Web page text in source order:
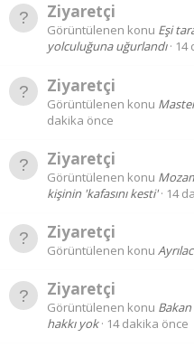
Ziyaretçi
Görüntülenen konu Eşi
yolculuğuna uğurlandı
14
Ziyaretçi
Görüntülenen konu
dakika önce
Ziyaretçi
Görüntülenen konu
kişinin 'kafasını kesti'
14
Ziyaretçi
Görüntülenen konu
Ziyaretçi
Görüntülenen konu
hakkı yok
14 dakika önce